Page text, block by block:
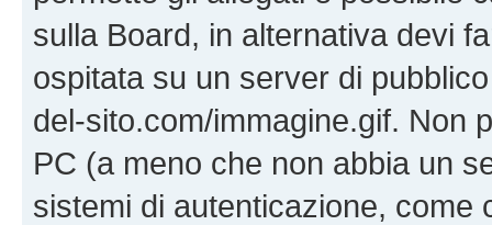
sulla Board, in alternativa devi
ospitata su un server di
del-sito.com/immagine.gif. Non
PC (a meno che non abbia un
sistemi di autenticazione, come